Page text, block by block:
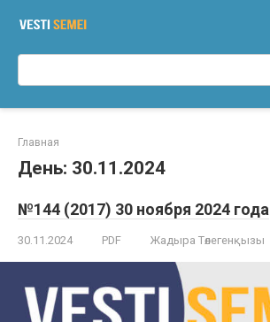
Главная
День: 30.11.2024
№144 (2017) 30 ноября 2024 года
30.11.2024 PDF Жадыра Төлегенқызы